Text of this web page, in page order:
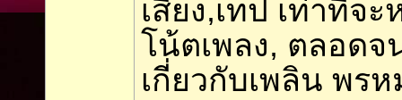
เสียง,เทป เท่าที่จะ
โน้ตเพลง, ตลอดจ
เกี่ยวกับเพลิน พร